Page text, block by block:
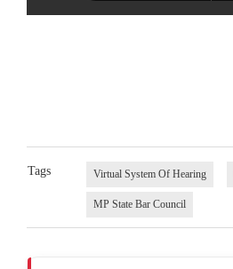
Tags Virtual System Of Hearing
MP State Bar Council